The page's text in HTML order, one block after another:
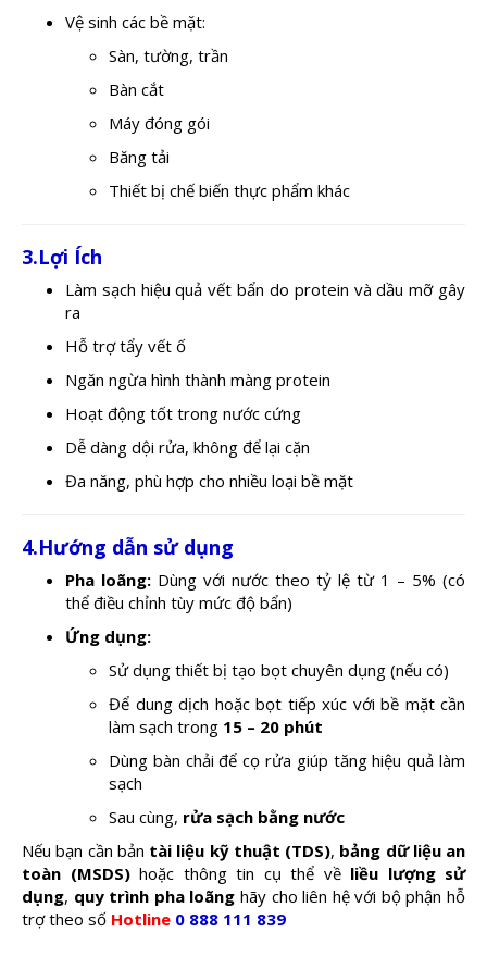
Vệ sinh các bề mặt:
Sàn, tường, trần
Bàn cắt
Máy đóng gói
Băng tải
Thiết bị chế biến thực phẩm khác
3.Lợi Ích
Làm sạch hiệu quả vết bẩn do protein và dầu mỡ gây
ra
Hỗ trợ tẩy vết ố
Ngăn ngừa hình thành màng protein
Hoạt động tốt trong nước cứng
Dễ dàng dội rửa, không để lại cặn
Đa năng, phù hợp cho nhiều loại bề mặt
4.Hướng dẫn sử dụng
Pha loãng: Dùng với nước theo tỷ lệ từ 1 – 5% (có
thể điều chỉnh tùy mức độ bẩn)
Ứng dụng:
Sử dụng thiết bị tạo bọt chuyên dụng (nếu có)
Để dung dịch hoặc bọt tiếp xúc với bề mặt cần
làm sạch trong 15 – 20 phút
Dùng bàn chải để cọ rửa giúp tăng hiệu quả làm
sạch
Sau cùng, rửa sạch bằng nước
Nếu bạn cần bản tài liệu kỹ thuật (TDS), bảng dữ liệu an
toàn (MSDS)hoặc thông tin cụ thể về liều lượng sử
dụng, quy trình pha loãng hãy cho liên hệ với bộ phận hỗ
trợ theo số Hotline 0 888 111 839